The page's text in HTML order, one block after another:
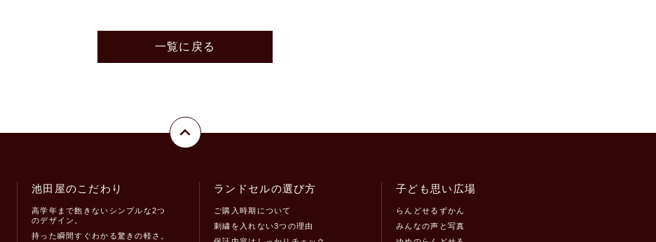
一覧に戻る
池田屋のこだわり
高学年まで飽きないシンプルな2つ
のデザイン。
持った瞬間すぐわかる驚きの軽さ。
ランドセルの選び方
ご購入時期について
刺繍を入れない3つの理由
子ども思い広場
らんどせるずかん
みんなの声と写真